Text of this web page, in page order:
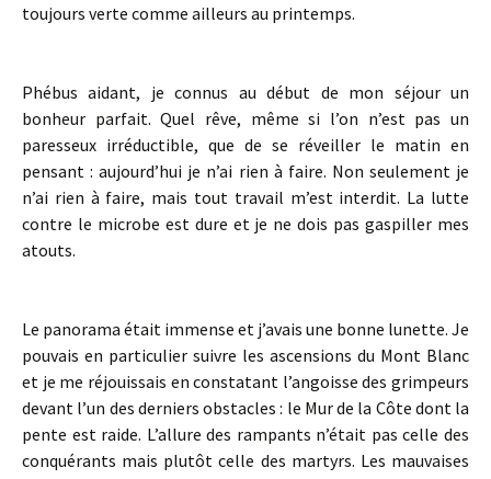
toujours verte comme ailleurs au printemps.
Phébus aidant, je connus au début de mon séjour un
bonheur parfait. Quel rêve, même si l’on n’est pas un
paresseux irréductible, que de se réveiller le matin en
pensant : aujourd’hui je n’ai rien à faire. Non seulement je
n’ai rien à faire, mais tout travail m’est interdit. La lutte
contre le microbe est dure et je ne dois pas gaspiller mes
atouts.
Le panorama était immense et j’avais une bonne lunette. Je
pouvais en particulier suivre les ascensions du Mont Blanc
et je me réjouissais en constatant l’angoisse des grimpeurs
devant l’un des derniers obstacles : le Mur de la Côte dont la
pente est raide. L’allure des rampants n’était pas celle des
conquérants mais plutôt celle des martyrs. Les mauvaises